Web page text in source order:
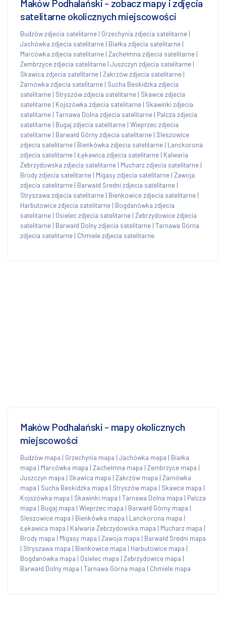
Maków Podhalański - zobacz mapy i zdjęcia
satelitarne okolicznych miejscowości
Budzów zdjecia satelitarne | Grzechynia zdjecia satelitarne |
Jachówka zdjecia satelitarne | Białka zdjecia satelitarne |
Marcówka zdjecia satelitarne | Zachełmna zdjecia satelitarne |
Zembrzyce zdjecia satelitarne | Juszczyn zdjecia satelitarne |
Skawica zdjecia satelitarne | Zakrzów zdjecia satelitarne |
Żarnówka zdjecia satelitarne | Sucha Beskidzka zdjecia
satelitarne | Stryszów zdjecia satelitarne | Skawce zdjecia
satelitarne | Kojszówka zdjecia satelitarne | Skawinki zdjecia
satelitarne | Tarnawa Dolna zdjecia satelitarne | Palcza zdjecia
satelitarne | Bugaj zdjecia satelitarne | Wieprzec zdjecia
satelitarne | Barwałd Górny zdjecia satelitarne | Śleszowice
zdjecia satelitarne | Bieńkówka zdjecia satelitarne | Lanckorona
zdjecia satelitarne | Łękawica zdjecia satelitarne | Kalwaria
Zebrzydowska zdjecia satelitarne | Mucharz zdjecia satelitarne |
Brody zdjecia satelitarne | Migasy zdjecia satelitarne | Zawoja
zdjecia satelitarne | Barwałd Średni zdjecia satelitarne |
Stryszawa zdjecia satelitarne | Bieńkowice zdjecia satelitarne |
Harbutowice zdjecia satelitarne | Bogdanówka zdjecia
satelitarne | Osielec zdjecia satelitarne | Zebrzydowice zdjecia
satelitarne | Barwałd Dolny zdjecia satelitarne | Tarnawa Górna
zdjecia satelitarne | Chmiele zdjecia satelitarne
Maków Podhalański - mapy okolicznych
miejscowości
Budzów mapa | Grzechynia mapa | Jachówka mapa | Białka
mapa | Marcówka mapa | Zachełmna mapa | Zembrzyce mapa |
Juszczyn mapa | Skawica mapa | Zakrzów mapa | Żarnówka
mapa | Sucha Beskidzka mapa | Stryszów mapa | Skawce mapa |
Kojszówka mapa | Skawinki mapa | Tarnawa Dolna mapa | Palcza
mapa | Bugaj mapa | Wieprzec mapa | Barwałd Górny mapa |
Śleszowice mapa | Bieńkówka mapa | Lanckorona mapa |
Łękawica mapa | Kalwaria Zebrzydowska mapa | Mucharz mapa |
Brody mapa | Migasy mapa | Zawoja mapa | Barwałd Średni mapa
| Stryszawa mapa | Bieńkowice mapa | Harbutowice mapa |
Bogdanówka mapa | Osielec mapa | Zebrzydowice mapa |
Barwałd Dolny mapa | Tarnawa Górna mapa | Chmiele mapa